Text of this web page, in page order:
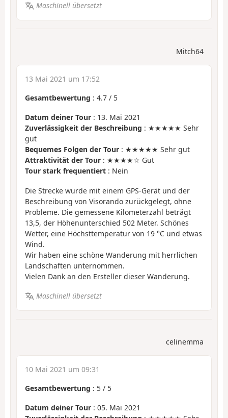
Maschinell übersetzt
Mitch64
13 Mai 2021 um 17:52
Gesamtbewertung : 4.7 / 5
Datum deiner Tour : 13. Mai 2021
Zuverlässigkeit der Beschreibung : ★★★★★ Sehr
gut
Bequemes Folgen der Tour : ★★★★★ Sehr gut
Attraktivität der Tour : ★★★★☆ Gut
Tour stark frequentiert : Nein
Die Strecke wurde mit einem GPS-Gerät und der
Beschreibung von Visorando zurückgelegt, ohne
Probleme. Die gemessene Kilometerzahl beträgt
13,5, der Höhenunterschied 502 Meter. Schönes
Wetter, eine Höchsttemperatur von 19 °C und etwas
Wind.
Wir haben eine schöne Wanderung mit herrlichen
Landschaften unternommen.
Vielen Dank an den Ersteller dieser Wanderung.
Maschinell übersetzt
celinemma
10 Mai 2021 um 09:31
Gesamtbewertung : 5 / 5
Datum deiner Tour : 05. Mai 2021